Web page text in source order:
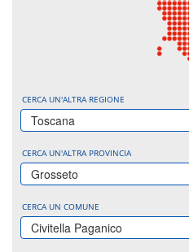
CERCA UN'ALTRA REGIONE
Toscana
CERCA UN'ALTRA PROVINCIA
Grosseto
CERCA UN COMUNE
Civitella Paganico